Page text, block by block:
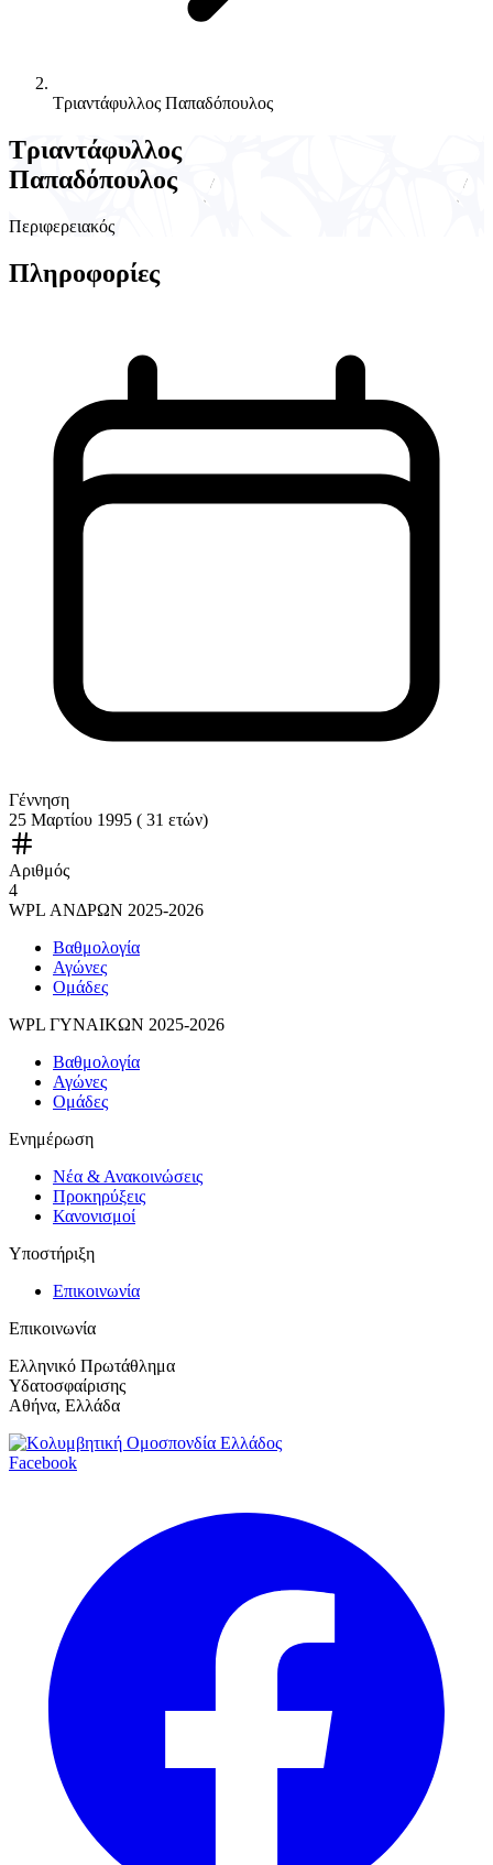
Τριαντάφυλλος Παπαδόπουλος
Τριαντάφυλλος
Παπαδόπουλος
Περιφερειακός
Πληροφορίες
Γέννηση
25 Μαρτίου 1995 ( 31 ετών)
Αριθμός
4
WPL ΑΝΔΡΩΝ 2025-2026
Βαθμολογία
Αγώνες
Ομάδες
WPL ΓΥΝΑΙΚΩΝ 2025-2026
Βαθμολογία
Αγώνες
Ομάδες
Ενημέρωση
Νέα & Ανακοινώσεις
Προκηρύξεις
Κανονισμοί
Υποστήριξη
Επικοινωνία
Επικοινωνία
Ελληνικό Πρωτάθλημα
Υδατοσφαίρισης
Αθήνα, Ελλάδα
Facebook